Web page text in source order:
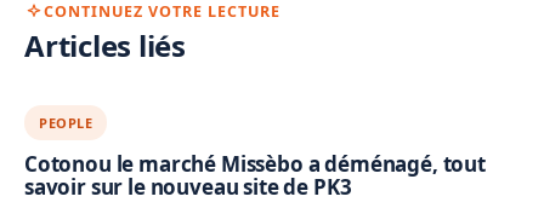
CONTINUEZ VOTRE LECTURE
Articles liés
PEOPLE
Cotonou le marché Missèbo a déménagé, tout
savoir sur le nouveau site de PK3